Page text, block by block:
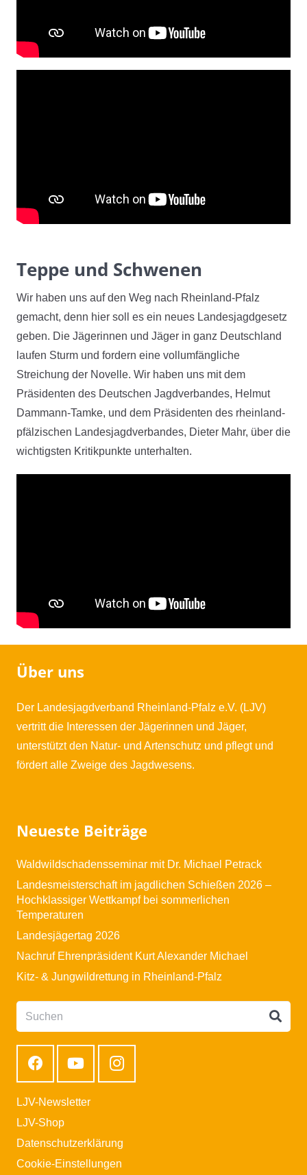
Teppe und Schwenen
Wir haben uns auf den Weg nach Rheinland-Pfalz
gemacht, denn hier soll es ein neues Landesjagdgesetz
geben. Die Jägerinnen und Jäger in ganz Deutschland
laufen Sturm und fordern eine vollumfängliche
Streichung der Novelle. Wir haben uns mit dem
Präsidenten des Deutschen Jagdverbandes, Helmut
Dammann-Tamke, und dem Präsidenten des rheinland-
pfälzischen Landesjagdverbandes, Dieter Mahr, über die
wichtigsten Kritikpunkte unterhalten.
Über uns
Der Landesjagdverband Rheinland-Pfalz e.V. (LJV)
vertritt die Interessen der Jägerinnen und Jäger,
unterstützt den Natur- und Artenschutz und pflegt und
fördert alle Zweige des Jagdwesens.
Neueste Beiträge
Waldwildschadensseminar mit Dr. Michael Petrack
Landesmeisterschaft im jagdlichen Schießen 2026 –
Hochklassiger Wettkampf bei sommerlichen
Temperaturen
Landesjägertag 2026
Nachruf Ehrenpräsident Kurt Alexander Michael
Kitz- & Jungwildrettung in Rheinland-Pfalz
LJV-Newsletter
LJV-Shop
Datenschutzerklärung
Cookie-Einstellungen